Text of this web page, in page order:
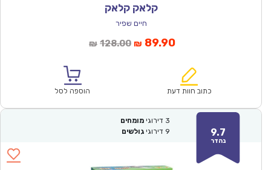
קלאק קלאק
חיים שפיר
₪ 128.00המחיר
₪128.00.
₪ 89.90המחיר
הוא:
כתוב חוות דעת הוספה לסל
9.7
נהדר
3 דירוגי מומחים
9 דירוגי גולשים